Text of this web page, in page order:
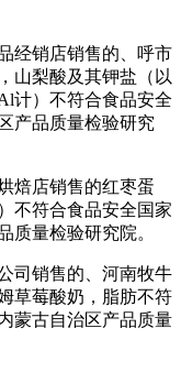
销店销售的、呼市
山梨酸及其钾盐（以
计）不符合食品安全
产品质量检验研究
店销售的红枣蛋
不符合食品安全国家
质量检验研究院。
销售的、河南牧牛
草莓酸奶，脂肪不符
蒙古自治区产品质量